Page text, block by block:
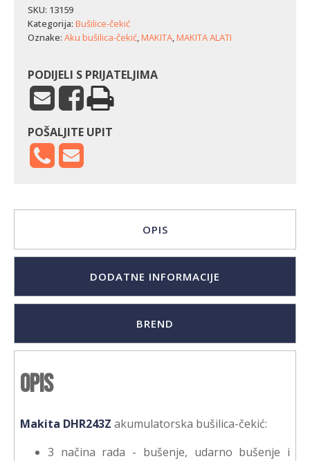
Makita
DHR243Z
količina
SKU: 13159
Kategorija: Bušilice-čekić
Oznake: Aku bušilica-čekić,MAKITA,MAKITA ALATI
PODIJELI S PRIJATELJIMA
POŠALJITE UPIT
OPIS
DODATNE INFORMACIJE
BREND
Opis
Makita DHR243Z akumulatorska bušilica-čekić:
3 načina rada - bušenje, udarno bušenje i